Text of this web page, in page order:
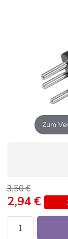
Zum
3,50 €
2,94€ -